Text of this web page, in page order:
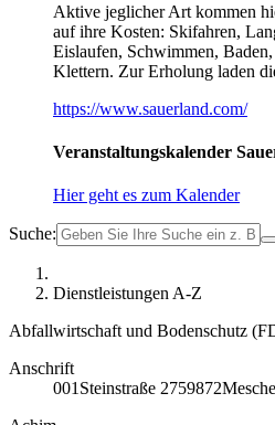
Aktive jeglicher Art kommen
auf ihre Kosten: Skifahren,
Eislaufen, Schwimmen,
Klettern. Zur Erholung laden
https://www.sauerland.com/
Veranstaltungskalender
Hier geht es zum Kalender
Suche:
Dienstleistungen A-Z
Abfallwirtschaft und Bodenschutz
Anschrift
001 Steinstraße 2759872